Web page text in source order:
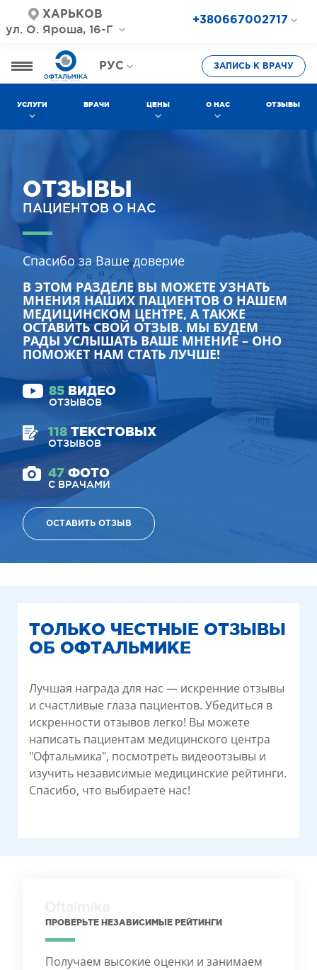
ХАРЬКОВ
ул. О. Яроша, 16-Г
+380667002717
+380577002717
РУС
УКР
ЗАПИСЬ К ВРАЧУ
УСЛУГИ ВРАЧИ ЦЕНЫ О НАС ОТЗЫВЫ
ОТЗЫВЫ
ПАЦИЕНТОВ О НАС
Спасибо за Ваше доверие
В ЭТОМ РАЗДЕЛЕ ВЫ МОЖЕТЕ УЗНАТЬ
МНЕНИЯ НАШИХ ПАЦИЕНТОВ О НАШЕМ
МЕДИЦИНСКОМ ЦЕНТРЕ, А ТАКЖЕ
ОСТАВИТЬ СВОЙ ОТЗЫВ. МЫ БУДЕМ
РАДЫ УСЛЫШАТЬ ВАШЕ МНЕНИЕ – ОНО
ПОМОЖЕТ НАМ СТАТЬ ЛУЧШЕ!
85 ВИДЕО
ОТЗЫВОВ
118 ТЕКСТОВЫХ
ОТЗЫВОВ
47 ФОТО
С ВРАЧАМИ
ОСТАВИТЬ ОТЗЫВ
ТОЛЬКО ЧЕСТНЫЕ ОТЗЫВЫ
ОБ ОФТАЛЬМИКЕ
Лучшая награда для нас — искренние отзывы
и счастливые глаза пациентов. Убедиться в
искренности отзывов легко! Вы можете
написать пациентам медицинского центра
"Офтальмика", посмотреть видеоотзывы и
изучить независимые медицинские рейтинги.
Спасибо, что выбираете нас!
ПРОВЕРЬТЕ НЕЗАВИСИМЫЕ РЕЙТИНГИ
Получаем высокие оценки и занимаем